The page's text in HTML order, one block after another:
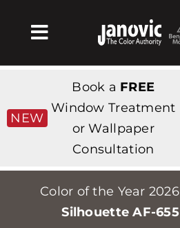
Toggle
Navigation
Products & Services
Κατάστημα
Professionals
Stores
NEW
Book a FREE
Window Treatment
or Wallpaper
Consultation
Color of the Year 2026
Silhouette AF-655